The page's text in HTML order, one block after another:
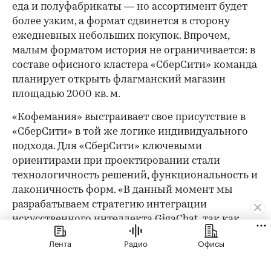
еда и полуфабрикаты — но ассортимент будет
более узким, а формат сдвинется в сторону
ежедневных небольших покупок. Впрочем,
малым форматом история не ограничивается: в
составе офисного кластера «СберСити» команда
планирует открыть флагманский магазин
площадью 2000 кв. м.
«Кофемания» выстраивает свое присутствие в
«СберСити» в той же логике индивидуального
подхода. Для «СберСити» ключевыми
ориентирами при проектировании стали
технологичность решений, функциональность и
лаконичность форм. «В данный момент мы
разрабатываем стратегию интеграции
искусственного интеллекта GigaChat, так как
убеждены, что будущее ресторанов — за
цифровизацией», — делятся планами в пресс-
Лента Радио Офисы